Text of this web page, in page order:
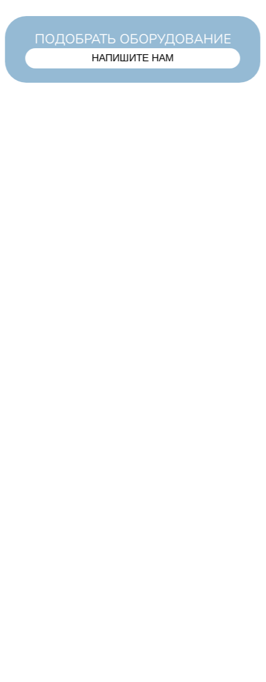
ПОДОБРАТЬ ОБОРУДОВАНИЕ
НАПИШИТЕ НАМ